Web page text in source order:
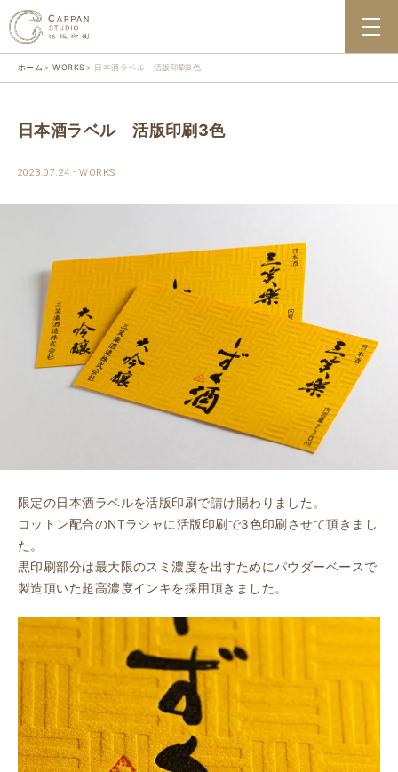
ホーム WORKS 日本酒ラベル 活版印刷3色
日本酒ラベル 活版印刷3色
2023.07.24 WORKS
限定の日本酒ラベルを活版印刷で請け賜わりました。
コットン配合のNTラシャに活版印刷で3色印刷させて頂きまし
た。
黒印刷部分は最大限のスミ濃度を出すためにパウダーベースで
製造頂いた超高濃度インキを採用頂きました。